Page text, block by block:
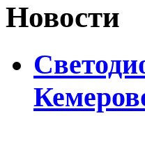
Новости